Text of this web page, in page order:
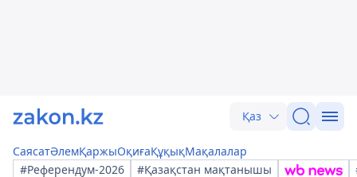
Қаз
СаясатӘлемҚаржыОқиғаҚұқықМақалалар
#Референдум-2026
#Қазақстан мақтанышы